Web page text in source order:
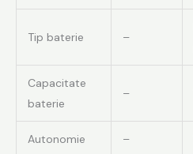
Tip baterie –
Capacitate
baterie
–
Autonomie –